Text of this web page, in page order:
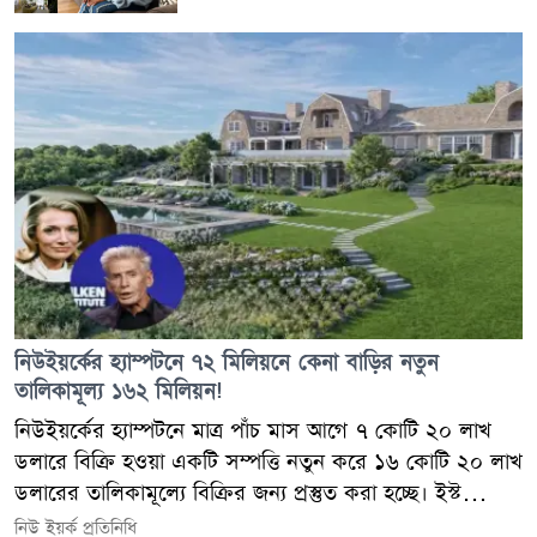
কয়েক ব্লক দূরে সেভেন্থ ও এইটথ অ্যাভিনিউয়ের মাঝামাঝি
অবস্থিত ওই ভবনের সামনের ফুটপাতে ঘটনার পর রক্তের ছোপ
ছোপ দাগ পড়ে থাকতে দেখা যায়। এই ঘটনায় এখন পর্যন্ত
কাউকে গ্রেপ্তার করা সম্ভব হয়নি। তবে ঠিক কী কারণে এই
গোলাগুলি এবং এর পেছনে কারা জড়িত, তা উদ্ঘাটন করতে
পুলিশের জোর তদন্ত অব্যাহত রয়েছে।
নিউইয়র্কের হ্যাম্পটনে ৭২ মিলিয়নে কেনা বাড়ির নতুন
তালিকামূল্য ১৬২ মিলিয়ন!
নিউইয়র্কের হ্যাম্পটনে মাত্র পাঁচ মাস আগে ৭ কোটি ২০ লাখ
ডলারে বিক্রি হওয়া একটি সম্পত্তি নতুন করে ১৬ কোটি ২০ লাখ
ডলারের তালিকামূল্যে বিক্রির জন্য প্রস্তুত করা হচ্ছে। ইস্ট
হ্যাম্পটনের ৪৩ ইস্ট ডিউন লেনের এই সম্পত্তিতে পুরোনো বাড়ির
নিউ ইয়র্ক প্রতিনিধি